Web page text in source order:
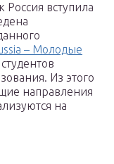
Россия вступила
– Молодые
Из этого
направления
на